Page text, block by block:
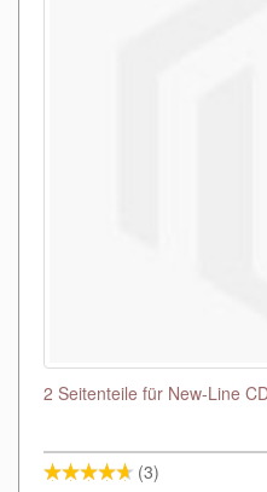
2 Seitenteile für New-Line
(3)